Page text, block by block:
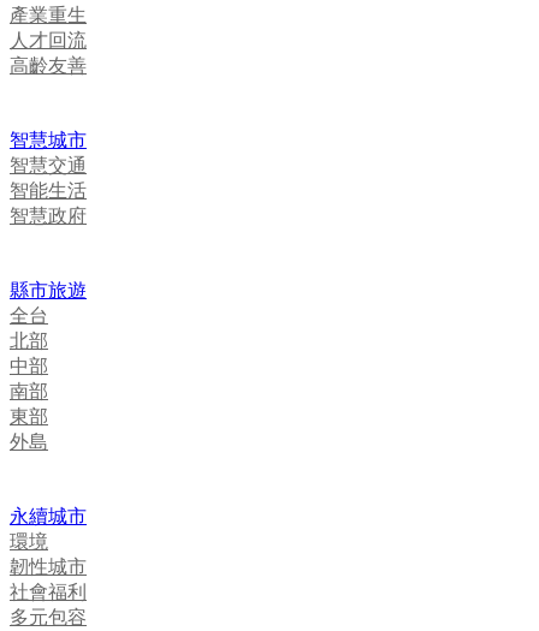
產業重生
人才回流
高齡友善
智慧城市
智慧交通
智能生活
智慧政府
縣市旅遊
全台
北部
中部
南部
東部
外島
永續城市
環境
韌性城市
社會福利
多元包容